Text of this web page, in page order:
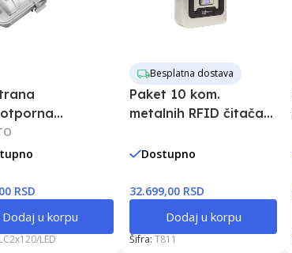
sa dve T8
2x18W
RSD
Dodaj u korpu
LED
Besplatna dostava
Paket 10 kom.
metalnih RFID čitača -
Dostupno
32.699,00 RSD
Dodaj u korpu
Šifra:T811